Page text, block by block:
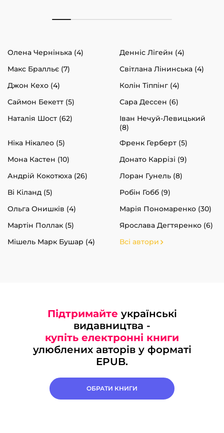
Олена Чернінька (4)
Денніс Лігейн (4)
Макс Бралльє (7)
Світлана Лінинська (4)
Джон Кехо (4)
Колін Тіппінг (4)
Саймон Бекетт (5)
Сара Дессен (6)
Наталія Шост (62)
Іван Нечуй-Левицький
(8)
Ніка Нікалео (5)
Френк Герберт (5)
Мона Кастен (10)
Донато Каррізі (9)
Андрій Кокотюха (26)
Лоран Гунель (8)
Ві Кіланд (5)
Робін Гобб (9)
Ольга Онишків (4)
Марія Пономаренко (30)
Мартін Поллак (5)
Ярослава Дегтяренко (6)
Мішель Марк Бушар (4)
Всі автори
Підтримайте українські
видавництва -
купіть електронні книги
улюблених авторів у форматі
EPUB.
ОБРАТИ КНИГИ